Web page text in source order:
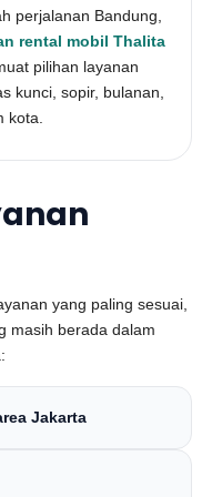
perjalanan Bandung,
rental mobil Thalita
pilihan layanan
kunci, sopir, bulanan,
kota.
yang paling sesuai,
masih berada dalam
Jakarta